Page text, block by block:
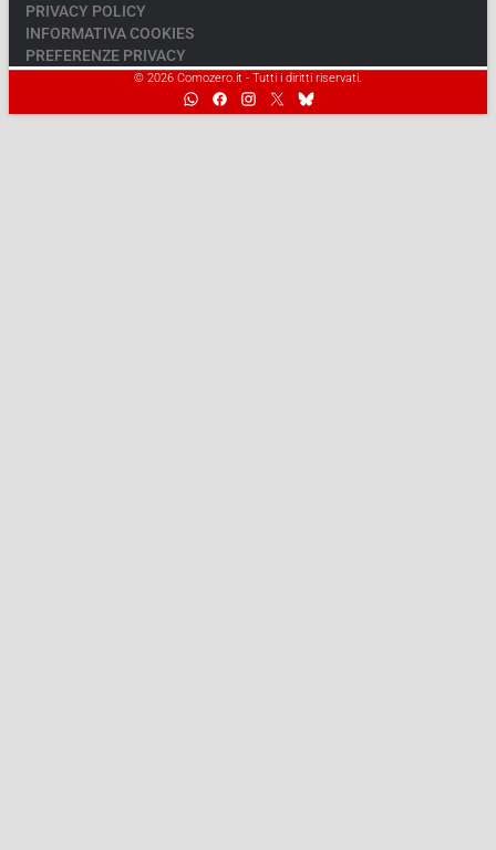
PRIVACY POLICY
INFORMATIVA COOKIES
PREFERENZE PRIVACY
© 2026 Comozero.it - Tutti i diritti riservati.